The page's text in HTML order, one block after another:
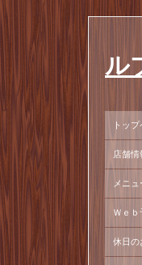
ル
トッ
店舗情
メニュ
Ｗｅｂ
休日の